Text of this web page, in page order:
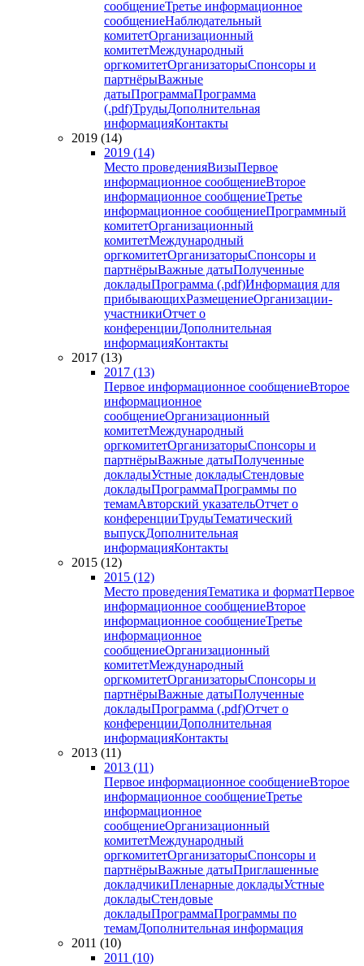
сообщениеТретье информационное
сообщениеНаблюдательный
комитетОрганизационный
комитетМеждународный
оргкомитетОрганизаторыСпонсоры и
партнёрыВажные
датыПрограммаПрограмма
(.pdf)ТрудыДополнительная
информацияКонтакты
2019 (14)
2019 (14)
Место проведенияВизыПервое
информационное сообщениеВторое
информационное сообщениеТретье
информационное сообщениеПрограммный
комитетОрганизационный
комитетМеждународный
оргкомитетОрганизаторыСпонсоры и
партнёрыВажные датыПолученные
докладыПрограмма (.pdf)Информация для
прибывающихРазмещениеОрганизации-
участникиОтчет о
конференцииДополнительная
информацияКонтакты
2017 (13)
2017 (13)
Первое информационное сообщениеВторое
информационное
сообщениеОрганизационный
комитетМеждународный
оргкомитетОрганизаторыСпонсоры и
партнёрыВажные датыПолученные
докладыУстные докладыСтендовые
докладыПрограммаПрограммы по
темамАвторский указательОтчет о
конференцииТрудыТематический
выпускДополнительная
информацияКонтакты
2015 (12)
2015 (12)
Место проведенияТематика и форматПервое
информационное сообщениеВторое
информационное сообщениеТретье
информационное
сообщениеОрганизационный
комитетМеждународный
оргкомитетОрганизаторыСпонсоры и
партнёрыВажные датыПолученные
докладыПрограмма (.pdf)Отчет о
конференцииДополнительная
информацияКонтакты
2013 (11)
2013 (11)
Первое информационное сообщениеВторое
информационное сообщениеТретье
информационное
сообщениеОрганизационный
комитетМеждународный
оргкомитетОрганизаторыСпонсоры и
партнёрыВажные датыПриглашенные
докладчикиПленарные докладыУстные
докладыСтендовые
докладыПрограммаПрограммы по
темамДополнительная информация
2011 (10)
2011 (10)